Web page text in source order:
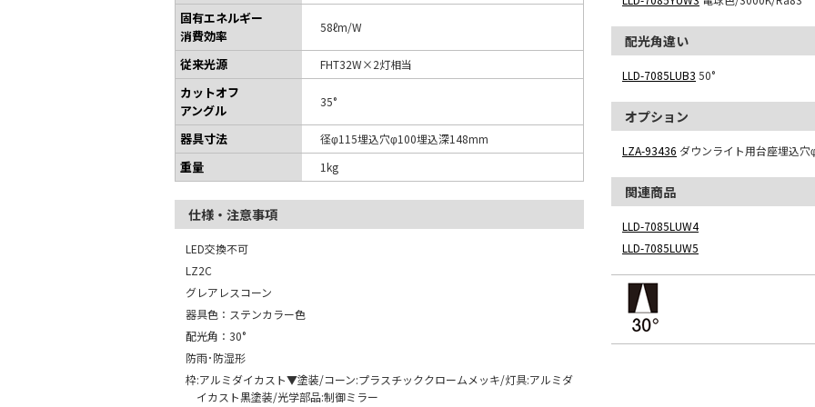
固有エネルギー
消費効率
58ℓm/W
従来光源 FHT32W×2灯相当
カットオフ
アングル
35°
器具寸法 径φ115埋込穴φ100埋込深148mm
重量 1kg
仕様・注意事項
LED交換不可
LZ2C
グレアレスコーン
器具色：ステンカラー色
配光角：30°
防雨･防湿形
枠:アルミダイカスト▼塗装/コーン:プラスチッククロームメッキ/灯具:アルミダ
イカスト黒塗装/光学部品:制御ミラー
配光角違い
LLD-7085LUB3 50°
オプション
LZA-93436 ダウンライト用台座埋込
関連商品
LLD-7085LUW4
LLD-7085LUW5